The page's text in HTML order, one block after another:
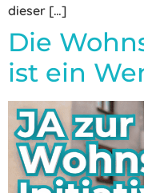
dieser […]
Die
ist ein